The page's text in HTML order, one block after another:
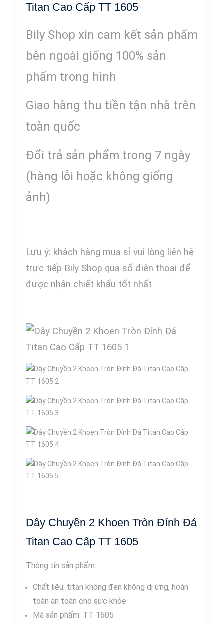
Titan Cao Cấp TT 1605
Bily Shop xin cam kết sản phẩm
bên ngoài giống 100% sản
phẩm trong hình
Giao hàng thu tiền tận nhà trên
toàn quốc
Đổi trả sản phẩm trong 7 ngày
(hàng lỗi hoặc không giống
ảnh)
Lưu ý: khách hàng mua sỉ vui lòng liên hệ
trực tiếp Bily Shop qua số điện thoại để
được nhận chiết khấu tốt nhất
Dây Chuyền 2 Khoen Tròn Đính Đá
Titan Cao Cấp TT 1605
Thông tin sản phẩm:
Chất liệu: titan không đen không dị ứng, hoàn
toàn an toàn cho sức khỏe
Mã sản phẩm: TT 1605